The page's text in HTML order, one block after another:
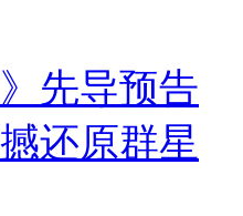
先导预告
还原群星